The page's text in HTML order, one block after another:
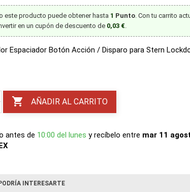
este producto puede obtener hasta 1 Punto. Con tu carrito
en un cupón de descuento de 0,03 €.
Espaciador Botón Acción / Disparo para Stern
 AÑADIR AL CARRITO
antes de 10:00 del lunes y recíbelo entre mar 11
INTERESARTE